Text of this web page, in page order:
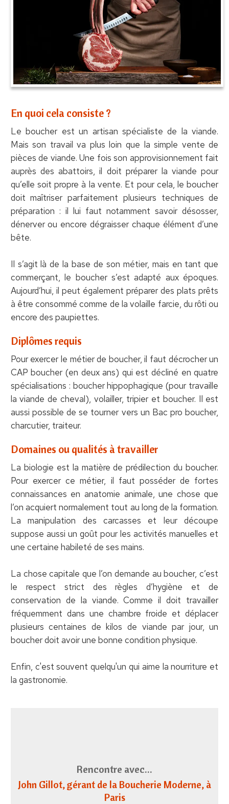
En quoi cela consiste ?
Le boucher est un artisan spécialiste de la viande.
Mais son travail va plus loin que la simple vente de
pièces de viande. Une fois son approvisionnement fait
auprès des abattoirs, il doit préparer la viande pour
qu’elle soit propre à la vente. Et pour cela, le boucher
doit maîtriser parfaitement plusieurs techniques de
préparation : il lui faut notamment savoir désosser,
dénerver ou encore dégraisser chaque élément d’une
bête.
Il s’agit là de la base de son métier, mais en tant que
commerçant, le boucher s’est adapté aux époques.
Aujourd’hui, il peut également préparer des plats prêts
à être consommé comme de la volaille farcie, du rôti ou
encore des paupiettes.
Diplômes requis
Pour exercer le métier de boucher, il faut décrocher un
CAP boucher (en deux ans) qui est décliné en quatre
spécialisations : boucher hippophagique (pour travaille
la viande de cheval), volailler, tripier et boucher. Il est
aussi possible de se tourner vers un Bac pro boucher,
charcutier, traiteur.
Domaines ou qualités à travailler
La biologie est la matière de prédilection du boucher.
Pour exercer ce métier, il faut posséder de fortes
connaissances en anatomie animale, une chose que
l’on acquiert normalement tout au long de la formation.
La manipulation des carcasses et leur découpe
suppose aussi un goût pour les activités manuelles et
une certaine habileté de ses mains.
La chose capitale que l’on demande au boucher, c’est
le respect strict des règles d’hygiène et de
conservation de la viande. Comme il doit travailler
fréquemment dans une chambre froide et déplacer
plusieurs centaines de kilos de viande par jour, un
boucher doit avoir une bonne condition physique.
Enfin, c'est souvent quelqu'un qui aime la nourriture et
la gastronomie.
Rencontre avec...
John Gillot, gérant de la Boucherie Moderne, à
Paris